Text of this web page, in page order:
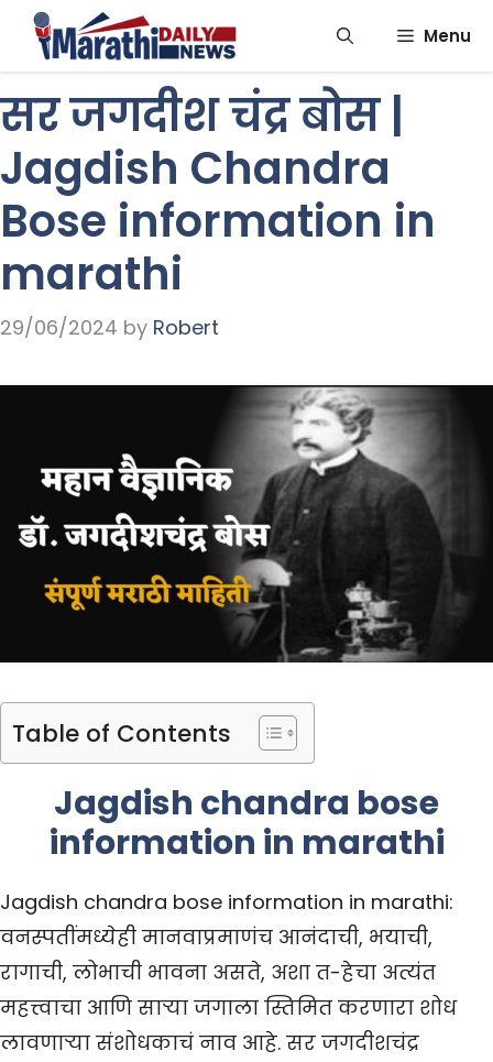
Skip
Menu
सर जगदीश चंद्र बोस |
Jagdish Chandra
Bose information in
marathi
29/06/2024 by Robert
Table of Contents
Jagdish chandra bose
information in marathi
Jagdish chandra bose information in marathi:
वनस्पतींमध्येही मानवाप्रमाणंच आनंदाची, भयाची,
रागाची, लोभाची भावना असते, अशा त-हेचा अत्यंत
महत्त्वाचा आणि साऱ्या जगाला स्तिमित करणारा शोध
लावणाऱ्या संशोधकाचं नाव आहे. सर जगदीशचंद्र